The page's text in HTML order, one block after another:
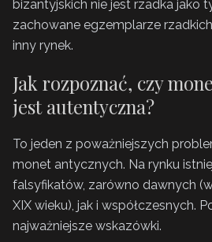
bizantyjskich nie jest rzadka jako
zachowane egzemplarze
inny rynek.
Jak rozpoznać, czy
jest autentyczna?
To jeden z poważniejszych
monet antycznych. Na rynku
falsyfikatów, zarówno dawnych
XIX wieku), jak i współczesnych.
najważniejsze wskazówki.